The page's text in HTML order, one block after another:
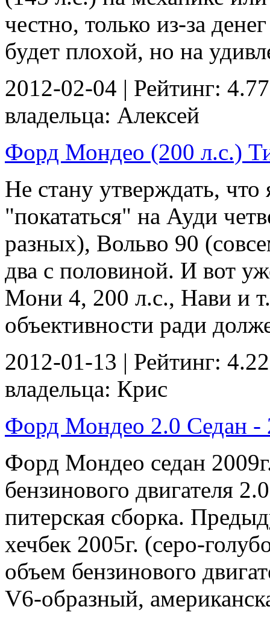
честно, только из-за
будет плохой, но на
2012-02-04 | Рейтинг:
владельца: Алексей
Форд Мондео (200 л.с.)
Не стану утверждать,
"покататься" на Ауди
разных), Вольво 90
два с половиной. И вот
Мони 4, 200 л.с., Нави и
объективности ради
2012-01-13 | Рейтинг:
владельца: Крис
Форд Мондео 2.0 Седан -
Форд Мондео седан
бензинового двигателя
питерская сборка.
хечбек 2005г. (серо-
объем бензинового
V6-образный,